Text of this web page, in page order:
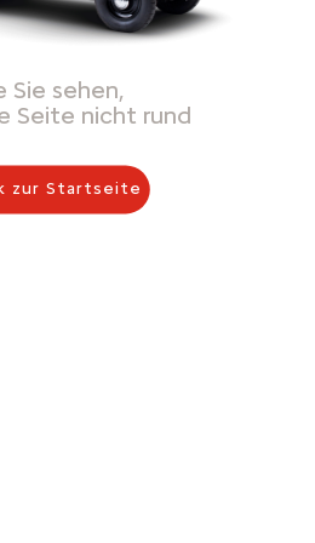
Sie sehen,
Seite nicht rund
zur Startseite